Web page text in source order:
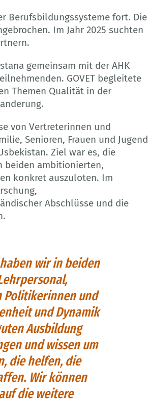
Berufsbildungssysteme fort. Die
Im Jahr 2025 suchten
gemeinsam mit der AHK
GOVET begleitete
Themen Qualität in der
von Vertreterinnen und
Senioren, Frauen und Jugend
Ziel war es, die
beiden ambitionierten,
konkret auszuloten. Im
Abschlüsse und die
wir in beiden
Politikerinnen und
und Dynamik
Ausbildung
und wissen um
die helfen, die
Wir können
die weitere